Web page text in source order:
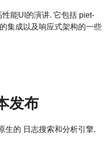
能UI的演讲. 它包括 piet-
集成以及响应式架构的一些
发布
生的 日志搜索和分析引擎.